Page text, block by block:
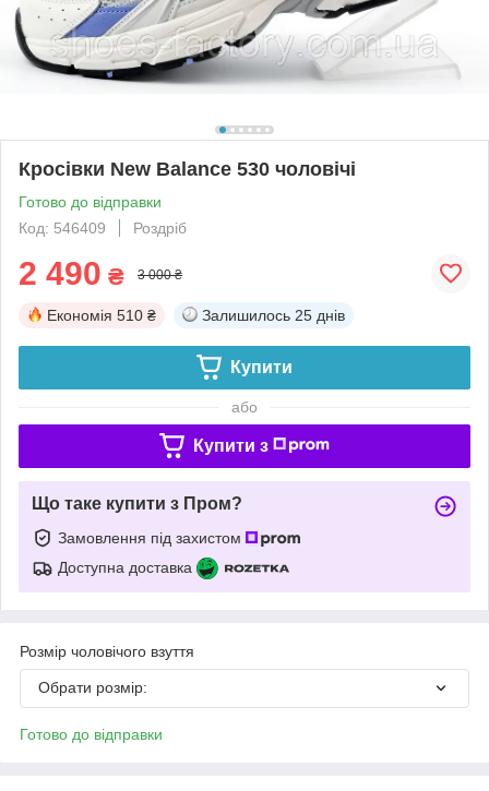
Кросівки New Balance 530 чоловічі
Готово до відправки
Код: 546409
Роздріб
2 490 ₴ 3 000 ₴
Економія 510 ₴ Залишилось 25 днів
Купити
або
Купити з
Що таке купити з Пром?
Замовлення під захистом
Доступна доставка
Розмір чоловічого взуття
Обрати розмір:
Готово до відправки